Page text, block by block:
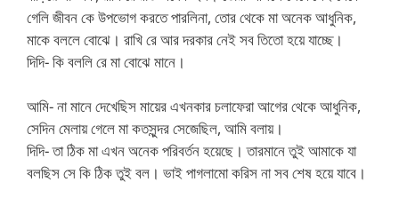
গেলি জীবন কে উপভোগ করতে পারলিনা, তোর থেকে মা অনেক আধুনিক,
মাকে বললে বোঝে। রাখি রে আর দরকার নেই সব তিতো হয়ে যাচ্ছে।
দিদি- কি বললি রে মা বোঝে মানে।
আমি- না মানে দেখেছিস মায়ের এখনকার চলাফেরা আগের থেকে আধুনিক,
সেদিন মেলায় গেলে মা কতসুন্দর সেজেছিল, আমি বলায়।
দিদি- তা ঠিক মা এখন অনেক পরিবর্তন হয়েছে। তারমানে তুই আমাকে যা
বলছিস সে কি ঠিক তুই বল। ভাই পাগলামো করিস না সব শেষ হয়ে যাবে।